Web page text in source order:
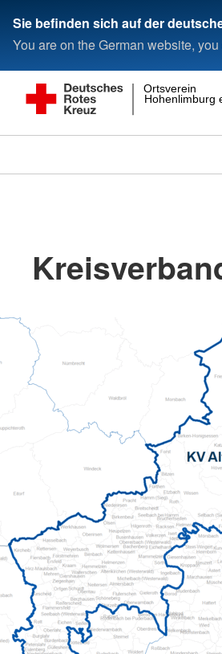
Sie befinden sich auf der
You are on the German website,
Hohenlimburg
Ortsverein